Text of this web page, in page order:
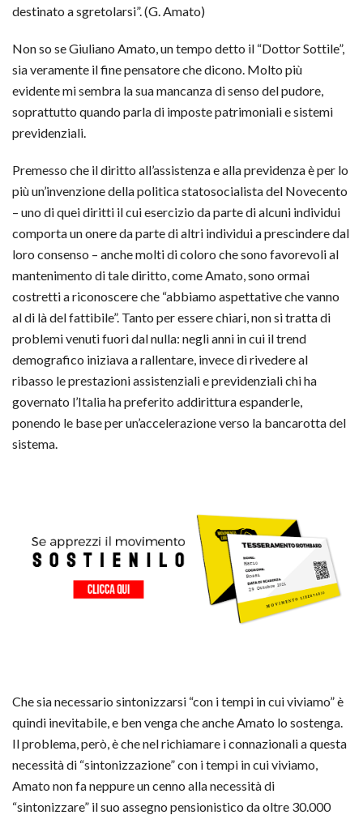
destinato a sgretolarsi”. (G. Amato)
Non so se Giuliano Amato, un tempo detto il “Dottor Sottile”,
sia veramente il fine pensatore che dicono. Molto più
evidente mi sembra la sua mancanza di senso del pudore,
soprattutto quando parla di imposte patrimoniali e sistemi
previdenziali.
Premesso che il diritto all’assistenza e alla previdenza è per lo
più un’invenzione della politica statosocialista del Novecento
– uno di quei diritti il cui esercizio da parte di alcuni individui
comporta un onere da parte di altri individui a prescindere dal
loro consenso – anche molti di coloro che sono favorevoli al
mantenimento di tale diritto, come Amato, sono ormai
costretti a riconoscere che “abbiamo aspettative che vanno
al di là del fattibile”. Tanto per essere chiari, non si tratta di
problemi venuti fuori dal nulla: negli anni in cui il trend
demografico iniziava a rallentare, invece di rivedere al
ribasso le prestazioni assistenziali e previdenziali chi ha
governato l’Italia ha preferito addirittura espanderle,
ponendo le base per un’accelerazione verso la bancarotta del
sistema.
Che sia necessario sintonizzarsi “con i tempi in cui viviamo” è
quindi inevitabile, e ben venga che anche Amato lo sostenga.
Il problema, però, è che nel richiamare i connazionali a questa
necessità di “sintonizzazione” con i tempi in cui viviamo,
Amato non fa neppure un cenno alla necessità di
“sintonizzare” il suo assegno pensionistico da oltre 30.000